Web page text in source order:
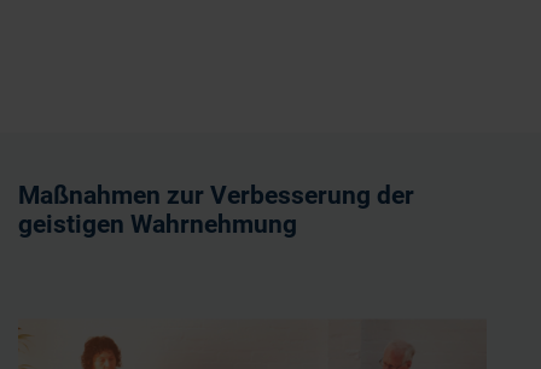
Maßnahmen zur Verbesserung der
geistigen Wahrnehmung